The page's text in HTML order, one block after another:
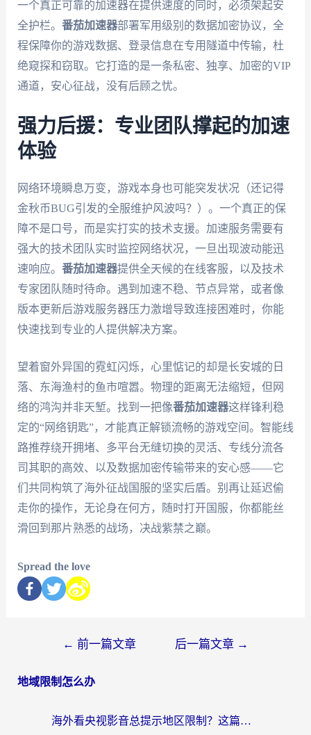
一个真正可靠的加速器在提供速度的同时，必须架起安
全护栏。 番茄加速器部署军用级别的数据加密协议，全
程保障你的游戏数据、登录信息在专用隧道中传输，杜
绝窥探和窃取。它打造的是一条私密、独享、加密的VIP
通道，安心征战，没有后顾之忧。
强力后援：专业团队撑起的加速
体验
网络环境瞬息万变，游戏本身也可能突发状况（还记得
金秋币BUG引发的全服维护风波吗？）。一个真正的保
障不是口号，而是实打实的技术支援。加速服务需要有
强大的技术团队实时监控网络状况，一旦出现波动能迅
速响应。 番茄加速器提供全天候的在线客服，以及技术
专家团队随时待命。遇到加速不稳、节点异常，或者像
版本更新后游戏服务器压力激增导致连接困难时，你能
快速找到专业的人提供解决方案。
望着窗外异国的霓虹闪烁，心里惦记的却是长安城的日
落、东海渔村的鱼市喧嚣。物理的距离无法缩短，但网
络的鸿沟并非天堑。找到一把像番茄加速器这样锋利稳
定的“网络钥匙”，才能真正解锁流畅的游戏空间。智能线
路推荐绕开拥堵、多平台无缝切换的灵活、专线分流各
司其职的高效、以及数据加密传输带来的安心感——它
们共同构筑了海外征战国服的坚实后盾。别再让延迟偷
走你的操作，无论身在何方，随时打开国服，你都能丝
滑回到那片熟悉的战场，决战紫禁之巅。
Spread the love
← 前一篇文章 后一篇文章 →
地域限制怎么办
海外看央视影音总提示地区限制？这篇教你选对回国加速器，流畅追剧不踩坑